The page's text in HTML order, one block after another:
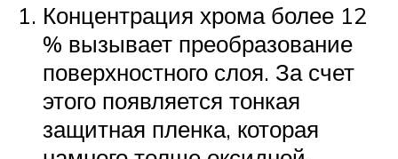
Концентрация хрома более 12
% вызывает преобразование
поверхностного слоя. За счет
этого появляется тонкая
защитная пленка, которая